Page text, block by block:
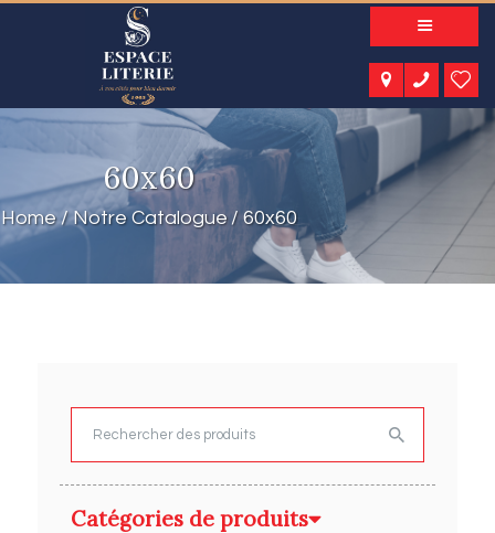
60x60
Home Notre Catalogue 60x60
A PROPOS
NOS PRODUITS
NOTRE CATALOGUE
ESPACE KIDS
ESPACE SENIORS
ESPACE NATURE
CONTACT
Rechercher
Catégories de produits